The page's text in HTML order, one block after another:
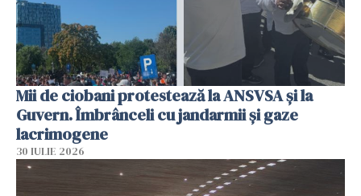
Mii de ciobani protestează la ANSVSA și la
Guvern. Îmbrânceli cu jandarmii și gaze
lacrimogene
30 IULIE 2026